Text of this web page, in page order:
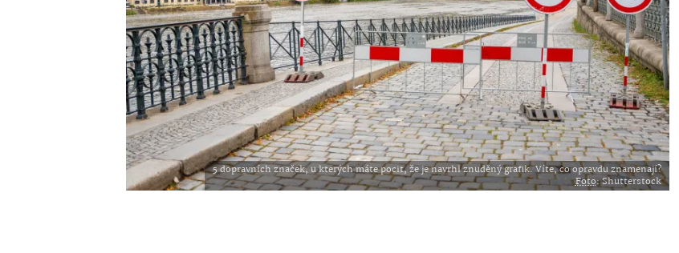
5 dopravních značek, u kterých máte pocit, že je navrhl znuděný grafik. Víte, co opravdu znamenají?
Foto: Shutterstock